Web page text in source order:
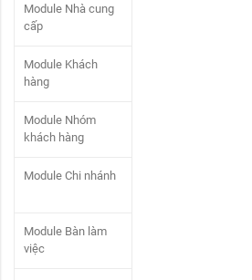
Module Nhà cung
cấp
Module Khách
hàng
Module Nhóm
khách hàng
Module Chi nhánh
Module Bàn làm
việc